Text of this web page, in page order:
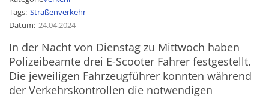
Tags Straßenverkehr
Datum 24.04.2024
In der Nacht von Dienstag zu Mittwoch haben
Polizeibeamte drei E-Scooter Fahrer festgestellt.
Die jeweiligen Fahrzeugführer konnten während
der Verkehrskontrollen die notwendigen